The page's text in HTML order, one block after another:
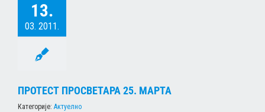
13.
03. 2011.
ПРОТЕСТ ПРОСВЕТАРА 25. МАРТА
Категорије: Актуелно